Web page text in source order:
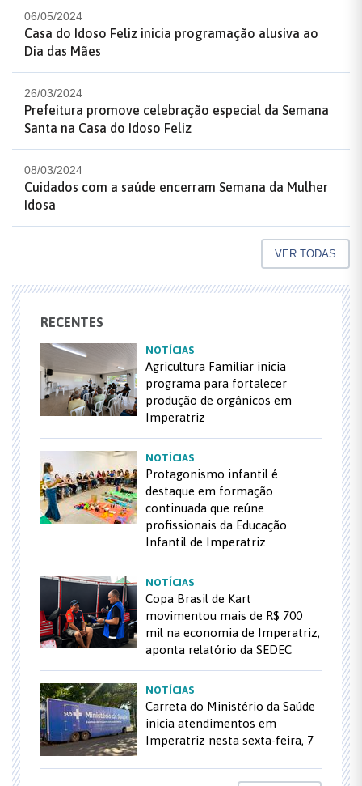
06/05/2024
Casa do Idoso Feliz inicia programação alusiva ao
Dia das Mães
26/03/2024
Prefeitura promove celebração especial da Semana
Santa na Casa do Idoso Feliz
08/03/2024
Cuidados com a saúde encerram Semana da Mulher
Idosa
VER TODAS
RECENTES
NOTÍCIAS
Agricultura Familiar inicia
programa para fortalecer
produção de orgânicos em
Imperatriz
NOTÍCIAS
Protagonismo infantil é
destaque em formação
continuada que reúne
profissionais da Educação
Infantil de Imperatriz
NOTÍCIAS
Copa Brasil de Kart
movimentou mais de R$ 700
mil na economia de Imperatriz,
aponta relatório da SEDEC
NOTÍCIAS
Carreta do Ministério da Saúde
inicia atendimentos em
Imperatriz nesta sexta-feira, 7